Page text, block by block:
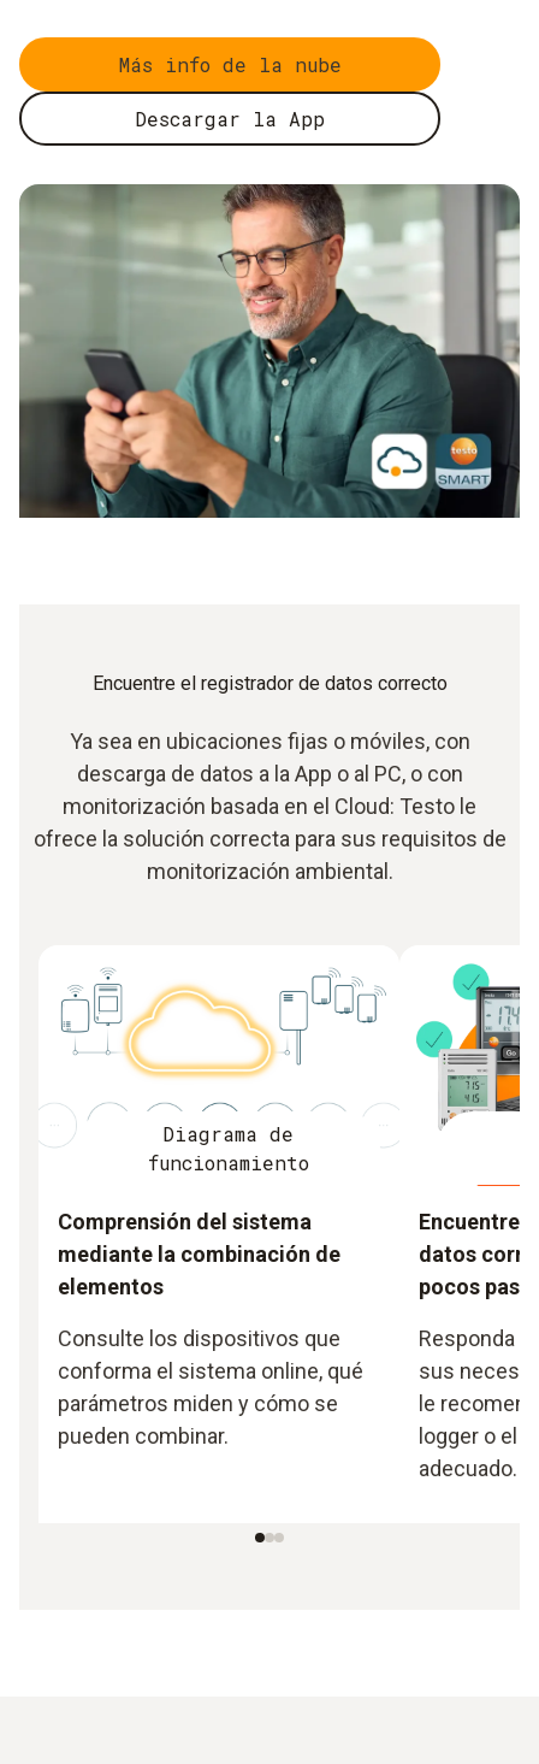
Más info de la nube
Descargar la App
Encuentre el registrador de datos correcto
Ya sea en ubicaciones fijas o móviles, con
descarga de datos a la App o al PC, o con
monitorización basada en el Cloud: Testo le
ofrece la solución correcta para sus requisitos de
monitorización ambiental.
Diagrama de
funcionamiento
Comprensión del sistema
mediante la combinación de
elementos
Consulte los dispositivos que
conforma el sistema online, qué
parámetros miden y cómo se
pueden combinar.
Encuentre
datos
pocos
Responda
sus
le
logger o el
adecuado.